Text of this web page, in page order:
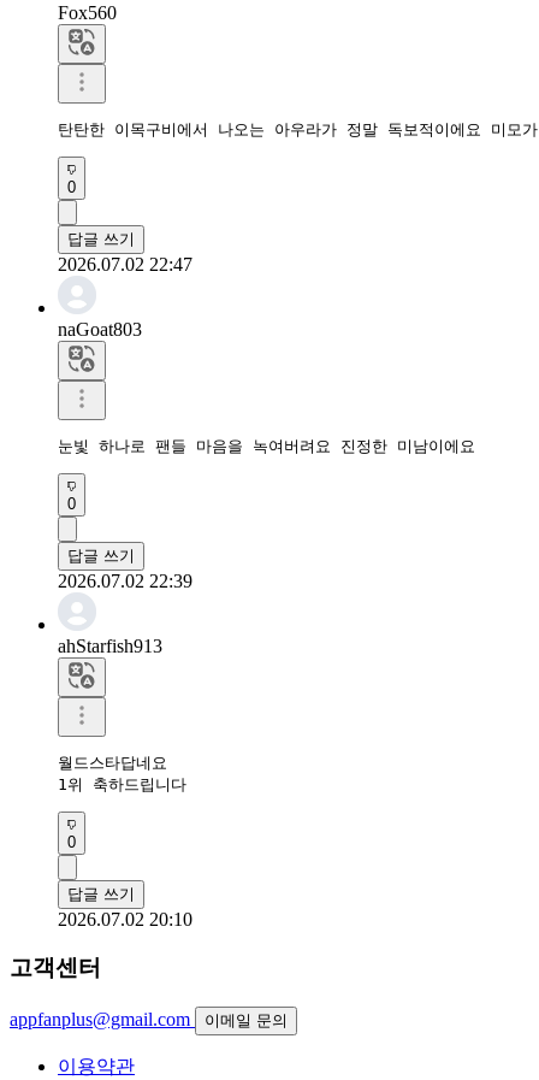
Fox560
탄탄한 이목구비에서 나오는 아우라가 정말 독보적이에요 미
0
답글 쓰기
2026.07.02 22:47
naGoat803
눈빛 하나로 팬들 마음을 녹여버려요 진정한 미남이에요
0
답글 쓰기
2026.07.02 22:39
ahStarfish913
월드스타답네요
1위 축하드립니다
0
답글 쓰기
2026.07.02 20:10
고객센터
appfanplus@gmail.com 이메일 문의
이용약관